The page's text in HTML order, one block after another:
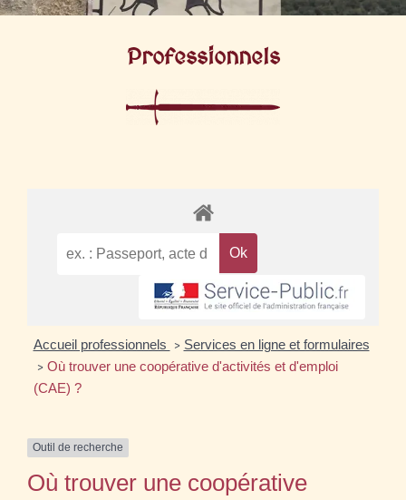
Professionnels
Accueil professionnels > Services en ligne et formulaires
> Où trouver une coopérative d'activités et d'emploi
(CAE) ?
Outil de recherche
Où trouver une coopérative